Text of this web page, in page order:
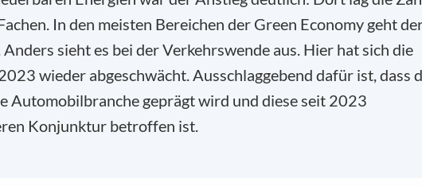
In den meisten Bereichen der Green Economy geht
sieht es bei der Verkehrswende aus. Hier hat sich die
wieder abgeschwächt. Ausschlaggebend dafür ist, dass
Automobilbranche geprägt wird und diese seit 2023
Konjunktur betroffen ist.